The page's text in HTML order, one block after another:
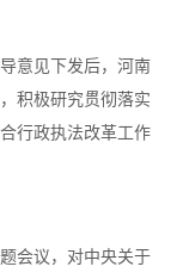
意见下发后，河南
积极研究贯彻落实
行政执法改革工作
会议，对中央关于